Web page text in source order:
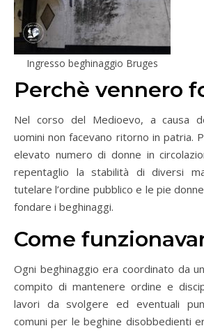
Ingresso beghinaggio Bruges
Perchè vennero
Nel corso del Medioevo, a causa
uomini non facevano ritorno in patria.
elevato numero di donne in
repentaglio la stabilità di diversi
tutelare l’ordine pubblico e le pie
fondare i beghinaggi.
Come
Ogni beghinaggio era coordinato da
compito di mantenere ordine e
lavori da svolgere ed eventuali
comuni per le beghine disobbedienti